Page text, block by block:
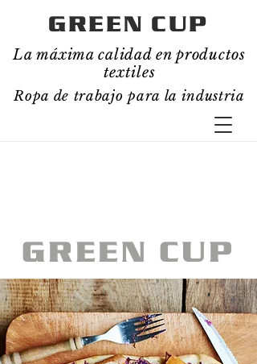
GREEN CUP
La máxima calidad en productos
textiles
Ropa de trabajo para la industria
GREEN CUP